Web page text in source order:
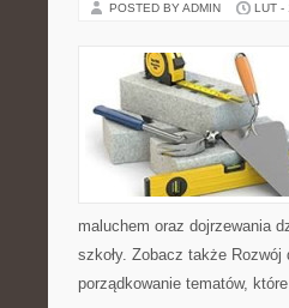
POSTED BY ADMIN LUT -
maluchem oraz dojrzewania
szkoły. Zobacz także
porządkowanie tematów,